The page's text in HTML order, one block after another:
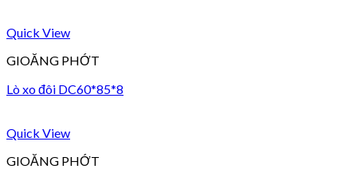
Quick View
GIOĂNG PHỚT
Lò xo đôi DC60*85*8
Quick View
GIOĂNG PHỚT